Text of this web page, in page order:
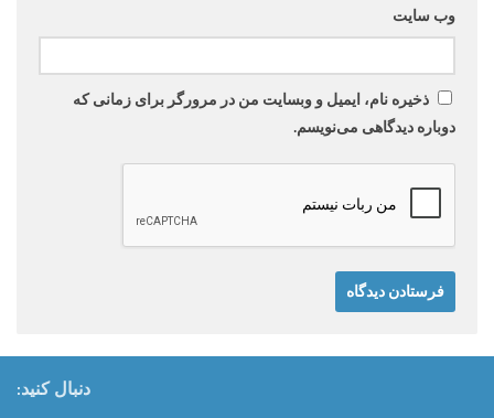
وب‌ سایت
ذخیره نام، ایمیل و وبسایت من در مرورگر برای زمانی که
دوباره دیدگاهی می‌نویسم.
دنبال کنید: